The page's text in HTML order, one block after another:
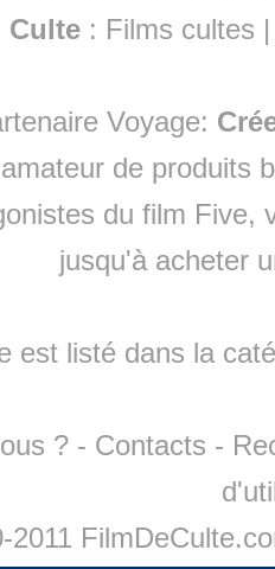
Culte : Films cultes
Voyage:
de produits
du film Five,
jusqu'à acheter
est listé dans la
? - Contacts -
2011